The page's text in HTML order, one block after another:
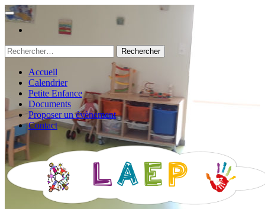
Rechercher :
Accueil
Calendrier
Petite Enfance
Documents
Proposer un évènement
Contact